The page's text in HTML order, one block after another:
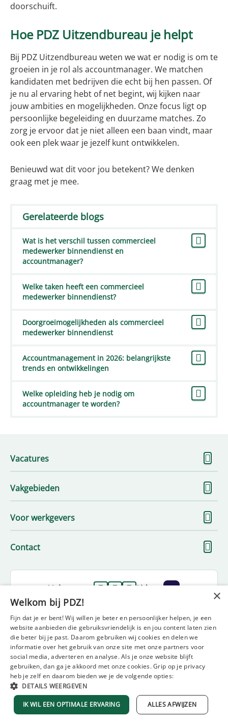
doorschuift.
Hoe PDZ Uitzendbureau je helpt
Bij PDZ Uitzendbureau weten we wat er nodig is om te
groeien in je rol als accountmanager. We matchen
kandidaten met bedrijven die echt bij hen passen. Of
je nu al ervaring hebt of net begint, wij kijken naar
jouw ambities en mogelijkheden. Onze focus ligt op
persoonlijke begeleiding en duurzame matches. Zo
zorg je ervoor dat je niet alleen een baan vindt, maar
ook een plek waar je jezelf kunt ontwikkelen.
Benieuwd wat dit voor jou betekent? We denken
graag met je mee.
Gerelateerde blogs
Wat is het verschil tussen commercieel
medewerker binnendienst en
accountmanager?
Welke taken heeft een commercieel
medewerker binnendienst?
Doorgroeimogelijkheden als commercieel
medewerker binnendienst
Accountmanagement in 2026: belangrijkste
trends en ontwikkelingen
Welke opleiding heb je nodig om
accountmanager te worden?
Vacatures
Vakgebieden
Voor werkgevers
Contact
Volg ons op Lid van
Disclaimer Privacy statementBeleidsverklaring
Diversiteit en inclusie statementKlachtenformulier
Algemene voorwaarden (2022)
© 2026 PDZ Uitzendbureau
×
Welkom bij PDZ!
Fijn dat je er bent! Wij willen je beter en persoonlijker helpen, je een
website aanbieden die gebruiksvriendelijk is en jou content laten zien
die beter bij je past. Daarom gebruiken wij cookies en delen we
informatie over het gebruik van onze site met onze partners voor
social media, adverteren en analyse. Als je onze website blijft
gebruiken, dan ga je akkoord met onze cookies. Grip op je privacy
heb je zelf en daarom bieden we je de volgende opties:
DETAILS WEERGEVEN
IK WIL EEN OPTIMALE ERVARING ALLES AFWIJZEN